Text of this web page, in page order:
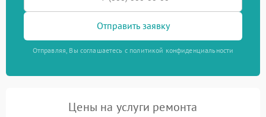
Отправить заявку
Отправляя, Вы соглашаетесь с политикой конфиденциальности
Цены на услуги ремонта